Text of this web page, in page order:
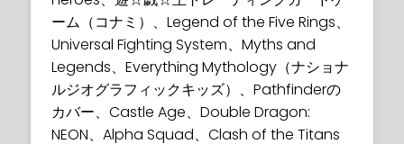
ーム（コナミ）、Legend of the Five Rings、
Universal Fighting System、Myths and
Legends、Everything Mythology（ナショナ
ルジオグラフィックキッズ）、Pathfinderの
カバー、Castle Age、Double Dragon:
NEON、Alpha Squad、Clash of the Titans